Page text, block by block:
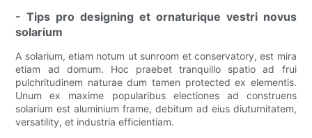
- Tips pro designing et ornaturique vestri novus
solarium
A solarium, etiam notum ut sunroom et conservatory, est mira
etiam ad domum. Hoc praebet tranquillo spatio ad frui
pulchritudinem naturae dum tamen protected ex elementis.
Unum ex maxime popularibus electiones ad construens
solarium est aluminium frame, debitum ad eius diuturnitatem,
versatility, et industria efficientiam.